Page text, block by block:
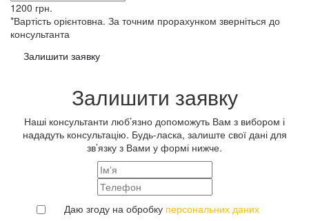
1200 грн.
*Вартість орієнтовна. За точним прорахунком зверніться до
консультанта
Залишити заявку
Залишити заявку
Наші консультанти люб’язно допоможуть Вам з вибором і
нададуть консультацію. Будь-ласка, залиште свої дані для
зв’язку з Вами у формі нижче.
Даю згоду на обробку персональних даних